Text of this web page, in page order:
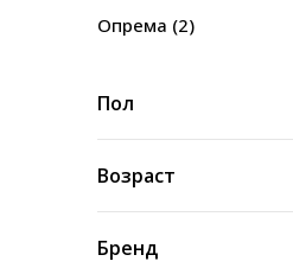
Опрема (2)
Пол
Возраст
Бренд